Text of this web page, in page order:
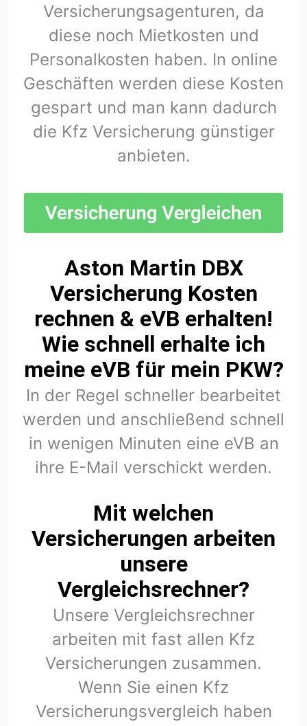
Versicherungsagenturen, da
diese noch Mietkosten und
Personalkosten haben. In online
Geschäften werden diese Kosten
gespart und man kann dadurch
die Kfz Versicherung günstiger
anbieten.
Aston Martin DBX
Versicherung Kosten
rechnen & eVB erhalten!
Wie schnell erhalte ich
meine eVB für mein PKW?
In der Regel schneller bearbeitet
werden und anschließend schnell
in wenigen Minuten eine eVB an
ihre E-Mail verschickt werden.
Mit welchen
Versicherungen arbeiten
unsere
Vergleichsrechner?
Unsere Vergleichsrechner
arbeiten mit fast allen Kfz
Versicherungen zusammen.
Wenn Sie einen Kfz
Versicherungsvergleich haben